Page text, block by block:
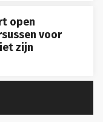
open
voor
zijn